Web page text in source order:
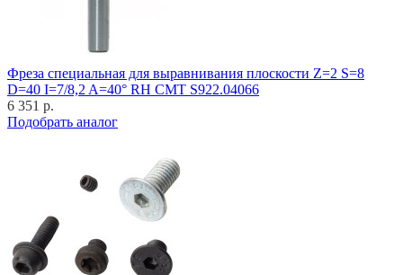
Фреза специальная для выравнивания плоскости Z=2 S=8
D=40 I=7/8,2 A=40° RH CMT S922.04066
6 351 р.
Подобрать аналог